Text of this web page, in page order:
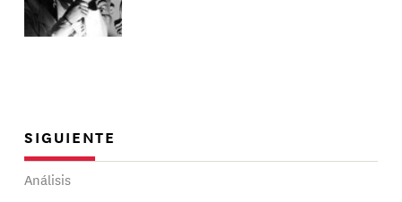
SIGUIENTE
Análisis